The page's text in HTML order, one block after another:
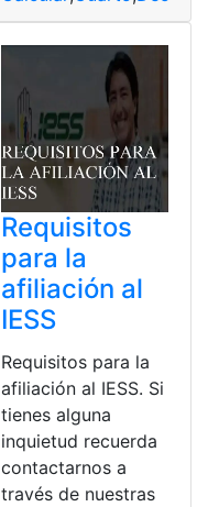
Requisitos
para la
afiliación al
IESS
Requisitos para la
afiliación al IESS. Si
tienes alguna
inquietud recuerda
contactarnos a
través de nuestras